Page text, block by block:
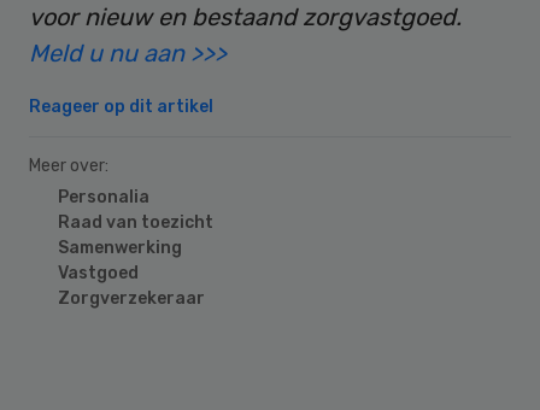
voor nieuw en bestaand zorgvastgoed.
Meld u nu aan >>>
Reageer op dit artikel
Meer over:
Personalia
Raad van toezicht
Samenwerking
Vastgoed
Zorgverzekeraar